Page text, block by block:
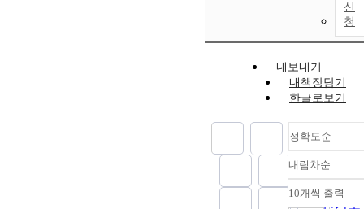
신
청
내보내기
내책장담기
한글로보기
정확도순
정확도
순
인기도
내림차순
내림차
10개씩 출력